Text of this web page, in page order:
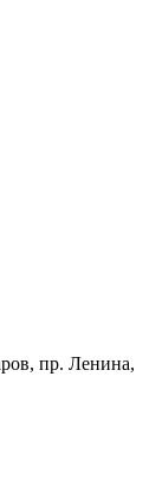
пр. Ленина,